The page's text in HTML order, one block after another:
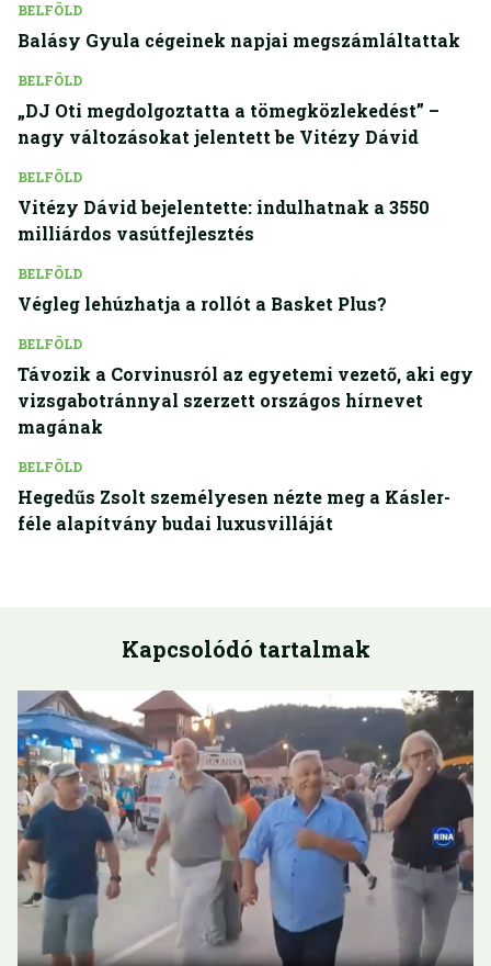
BELFÖLD
Balásy Gyula cégeinek napjai megszámláltattak
BELFÖLD
„DJ Oti megdolgoztatta a tömegközlekedést” –
nagy változásokat jelentett be Vitézy Dávid
BELFÖLD
Vitézy Dávid bejelentette: indulhatnak a 3550
milliárdos vasútfejlesztés
BELFÖLD
Végleg lehúzhatja a rollót a Basket Plus?
BELFÖLD
Távozik a Corvinusról az egyetemi vezető, aki egy
vizsgabotránnyal szerzett országos hírnevet
magának
BELFÖLD
Hegedűs Zsolt személyesen nézte meg a Kásler-
féle alapítvány budai luxusvilláját
Kapcsolódó tartalmak